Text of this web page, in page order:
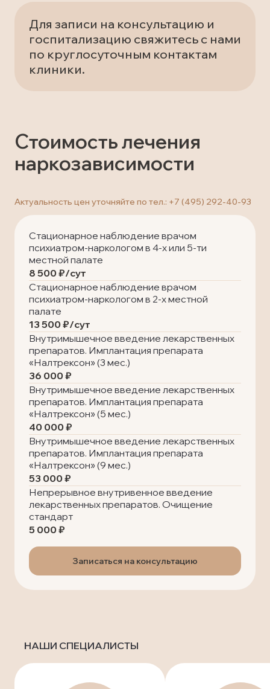
Для записи на консультацию и
госпитализацию свяжитесь с нами
по круглосуточным контактам
клиники.
Стоимость лечения
наркозависимости
Актуальность цен уточняйте по тел.: +7 (495) 292-40-93
Стационарное наблюдение врачом
психиатром-наркологом в 4-х или 5-ти
местной палате
8 500 ₽/сут
Стационарное наблюдение врачом
психиатром-наркологом в 2-х местной
палате
13 500 ₽/сут
Внутримышечное введение лекарственных
препаратов. Имплантация препарата
«Налтрексон» (3 мес.)
36 000 ₽
Внутримышечное введение лекарственных
препаратов. Имплантация препарата
«Налтрексон» (5 мес.)
40 000 ₽
Внутримышечное введение лекарственных
препаратов. Имплантация препарата
«Налтрексон» (9 мес.)
53 000 ₽
Непрерывное внутривенное введение
лекарственных препаратов. Очищение
стандарт
5 000 ₽
Записаться на консультацию
НАШИ СПЕЦИАЛИСТЫ